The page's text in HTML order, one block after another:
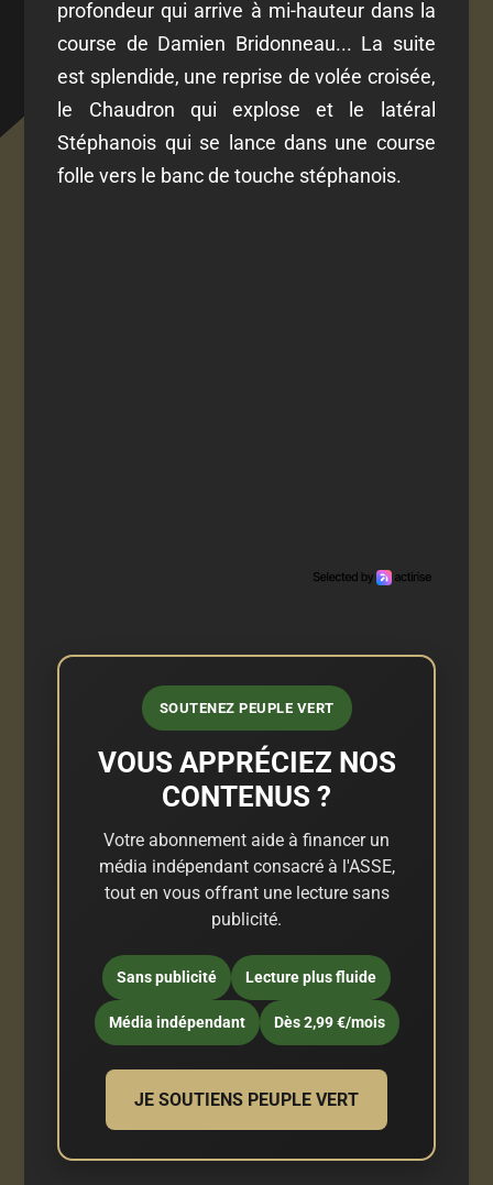
profondeur qui arrive à mi-hauteur dans la
course de Damien Bridonneau... La suite
est splendide, une reprise de volée croisée,
le Chaudron qui explose et le latéral
Stéphanois qui se lance dans une course
folle vers le banc de touche stéphanois.
SOUTENEZ PEUPLE VERT
VOUS APPRÉCIEZ NOS
CONTENUS ?
Votre abonnement aide à financer un
média indépendant consacré à l'ASSE,
tout en vous offrant une lecture sans
publicité.
Sans publicité Lecture plus fluide
Média indépendant Dès 2,99 €/mois
JE SOUTIENS PEUPLE VERT